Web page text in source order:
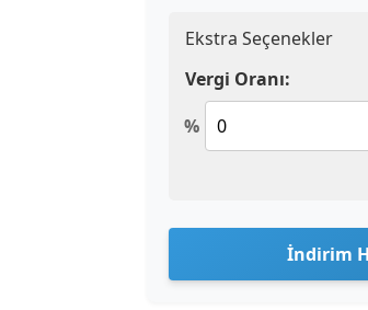
Ekstra Seçenekler
Vergi Oranı:
%
İndirim